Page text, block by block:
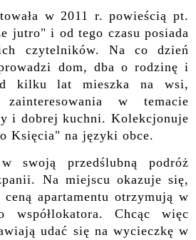
w 2011 r. powieścią pt.
jutro" i od tego czasu posiada
czytelników. Na co dzień
dom, dba o rodzinę i
kilku lat mieszka na wsi,
w temacie
i dobrej kuchni. Kolekcjonuje
Księcia" na języki obce.
swoją przedślubną podróż
Na miejscu okazuje się,
apartamentu otrzymują w
współlokatora. Chcąc więc
udać się na wycieczkę w